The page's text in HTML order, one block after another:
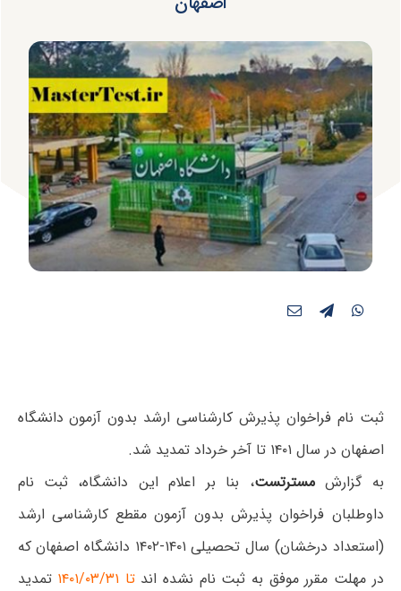
ثبت نام فراخوان پذیرش کارشناسی ارشد بدون آزمون دانشگاه
اصفهان در سال ۱۴۰۱ تا آخر خرداد تمدید شد.
به گزارشمسترتست، بنا بر اعلام این دانشگاه، ثبت نام
داوطلبان فراخوان پذیرش بدون آزمون مقطع کارشناسی ارشد
(استعداد درخشان) سال تحصیلی ۱۴۰۱-۱۴۰۲ دانشگاه اصفهان که
در مهلت مقرر موفق به ثبت نام نشده اند تا ۱۴۰۱/۰۳/۳۱
تمدید